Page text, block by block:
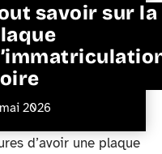
savoir sur la
2026
d’avoir une plaque